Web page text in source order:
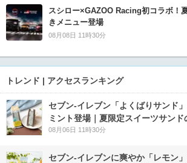
スシロー×GAZOO Racing初コラボ！
きメニュー登場
08月08日 11時30分
トレンド | アクセスランキング
セブン‐イレブン「よくばりサンド
ミント登場｜夏限定スイーツサンド
08月06日 11時30分
セブン‐イレブンに爽やか「レモン